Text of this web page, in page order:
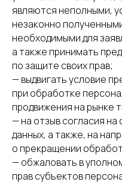
являются неполными,
незаконно
необходимыми для
а также принимать
по защите своих прав;
— выдвигать условие
при обработке
продвижения на рынке
— на отзыв согласия
данных, а также, на
о прекращении
— обжаловать в
прав субъектов